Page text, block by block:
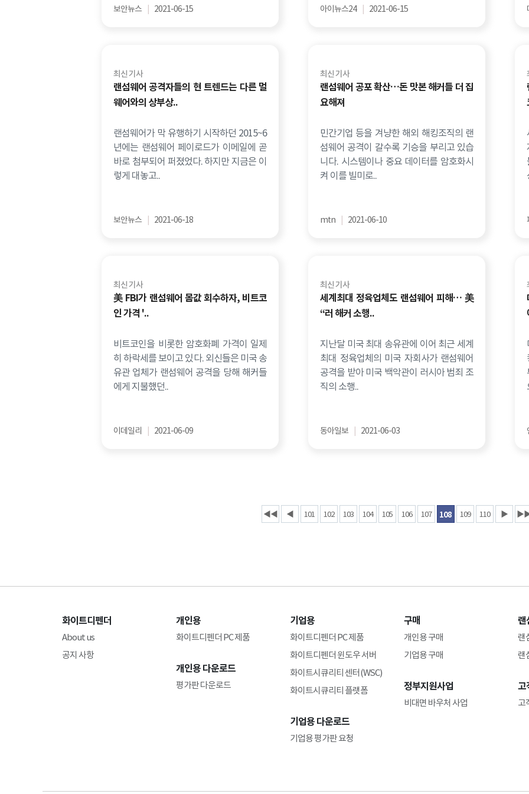
보안뉴스 2021-06-15 아이뉴스24 2021-06-15
최신 기사
랜섬웨어 공격자들의 현 트렌드는 다른 멀
웨어와의 상부상..
랜섬웨어가 막 유행하기 시작하던 2015~6
년에는 랜섬웨어 페이로드가 이메일에 곧
바로 첨부되어 퍼졌었다. 하지만 지금은 이
렇게 대놓고..
보안뉴스 2021-06-18
최신 기사
랜섬웨어 공포 확산…돈 맛본 해커들 더 집
요해져
민간기업 등을 겨냥한 해외 해킹조직의 랜
섬웨어 공격이 갈수록 기승을 부리고 있습
니다. 시스템이나 중요 데이터를 암호화시
켜 이를 빌미로..
mtn 2021-06-10
최신 기사
美 FBI가 랜섬웨어 몸값 회수하자, 비트코
인 가격 '..
비트코인을 비롯한 암호화폐 가격이 일제
히 하락세를 보이고 있다. 외신들은 미국 송
유관 업체가 랜섬웨어 공격을 당해 해커들
에게 지불했던..
이데일리 2021-06-09
최신 기사
세계최대 정육업체도 랜섬웨어 피해… 美
“러 해커 소행..
지난달 미국 최대 송유관에 이어 최근 세계
최대 정육업체의 미국 자회사가 랜섬웨어
공격을 받아 미국 백악관이 러시아 범죄 조
직의 소행..
동아일보 2021-06-03
◀◀ ◀ 101 102 103 104 105 106 107 108 109 110 ▶
화이트디펜더
About us
공지 사항
개인용
화이트디펜더 PC 제품
개인용 다운로드
평가판 다운로드
기업용
화이트디펜더 PC 제품
화이트디펜더 윈도우 서버
화이트시큐리티 센터(WSC)
화이트시큐리티 플랫폼
기업용 다운로드
기업용 평가판 요청
구매
개인용 구매
기업용 구매
정부지원사업
비대면 바우처 사업
랜
랜
랜
고
고